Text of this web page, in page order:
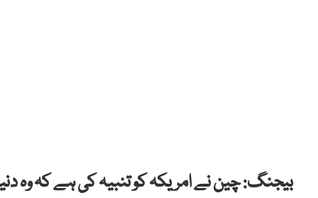
بیجنگ: چین نے امریکہ کو تنبیہ کی ہے کہ وہ